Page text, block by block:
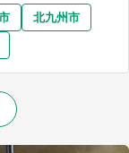
北九州市